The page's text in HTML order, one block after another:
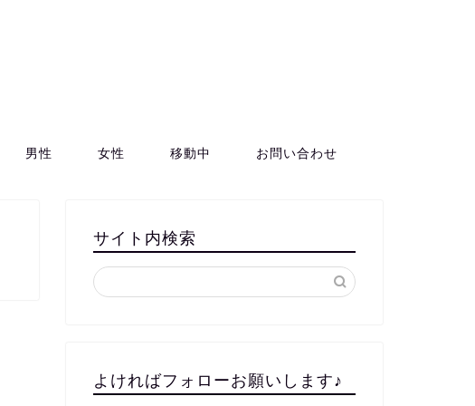
男性 女性 移動中 お問い合わせ
サイト内検索
よければフォローお願いします♪